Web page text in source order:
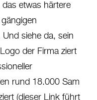
etwas härtere
siehe da, sein
der Firma ziert
rund 18.000 Sam
(dieser Link führt